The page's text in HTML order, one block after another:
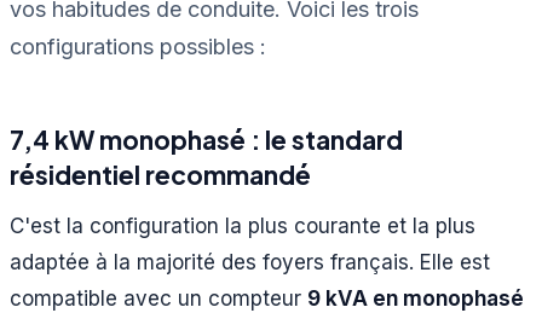
vos habitudes de conduite. Voici les trois
configurations possibles :
7,4 kW monophasé : le standard
résidentiel recommandé
C'est la configuration la plus courante et la plus
adaptée à la majorité des foyers français. Elle est
compatible avec un compteur 9 kVA en monophasé